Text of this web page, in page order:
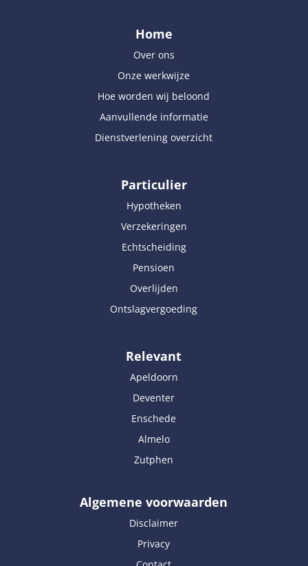
Home
Over ons
Onze werkwijze
Hoe worden wij beloond
Aanvullende informatie
Dienstverlening overzicht
Particulier
Hypotheken
Verzekeringen
Echtscheiding
Pensioen
Overlijden
Ontslagvergoeding
Relevant
Apeldoorn
Deventer
Enschede
Almelo
Zutphen
Algemene voorwaarden
Disclaimer
Privacy